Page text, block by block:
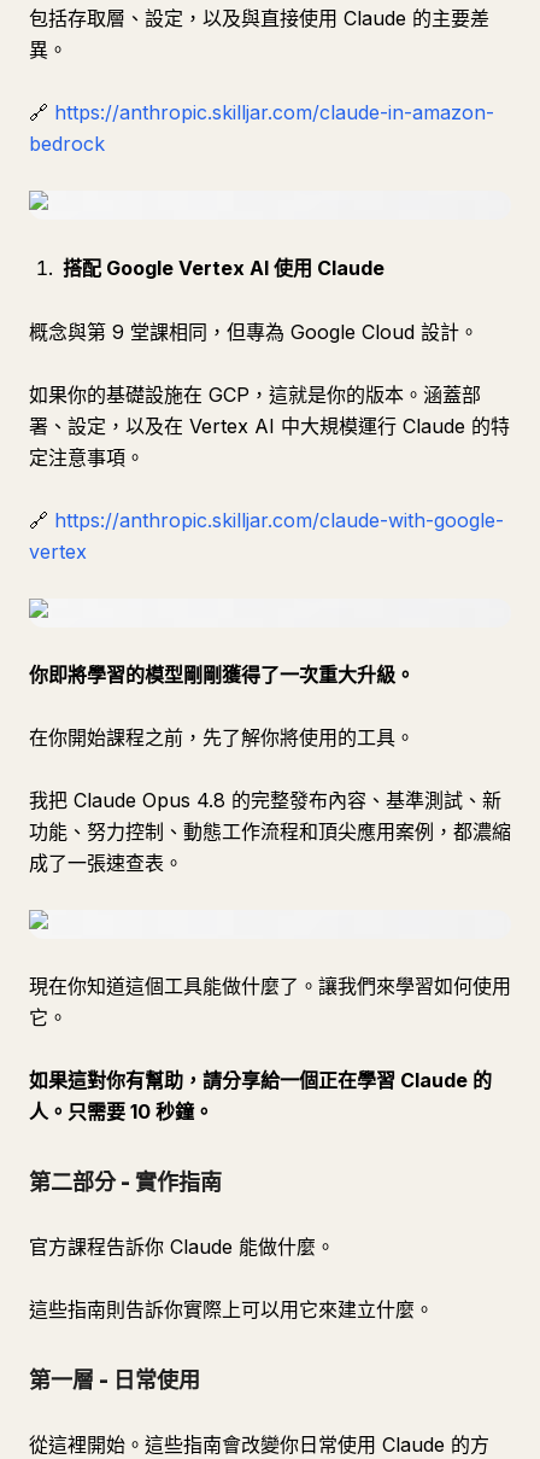
包括存取層、設定，以及與直接使用 Claude 的主要差
異。
🔗 https://anthropic.skilljar.com/claude-in-amazon-
bedrock
搭配 Google Vertex AI 使用 Claude
概念與第 9 堂課相同，但專為 Google Cloud 設計。
如果你的基礎設施在 GCP，這就是你的版本。涵蓋部
署、設定，以及在 Vertex AI 中大規模運行 Claude 的特
定注意事項。
🔗 https://anthropic.skilljar.com/claude-with-google-
vertex
你即將學習的模型剛剛獲得了一次重大升級。
在你開始課程之前，先了解你將使用的工具。
我把 Claude Opus 4.8 的完整發布內容、基準測試、新
功能、努力控制、動態工作流程和頂尖應用案例，都濃縮
成了一張速查表。
現在你知道這個工具能做什麼了。讓我們來學習如何使用
它。
如果這對你有幫助，請分享給一個正在學習 Claude 的
人。只需要 10 秒鐘。
第二部分 - 實作指南
官方課程告訴你 Claude 能做什麼。
這些指南則告訴你實際上可以用它來建立什麼。
第一層 - 日常使用
從這裡開始。這些指南會改變你日常使用 Claude 的方